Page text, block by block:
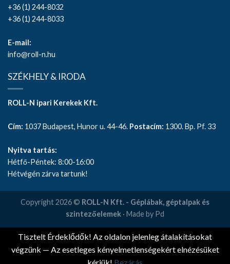
+36 (1) 244-8032
+36 (1) 244-8033
E-mail:
info@roll-n.hu
SZÉKHELY & IRODA
ROLL-N ipari Kerekek Kft.
Cím: 1037 Budapest, Hunor u. 44-46. Postacím: 1300. Bp. Pf. 33
Nyitva tartás:
Hétfő-Péntek: 8:00-16:00
Hétvégén zárva tartunk!
Copyright 2026 © ROLL-N Kft. - Géplábak, géptalpak és
szintezőelemek · Made by Pd
Tisztelt Érdeklődők! Az oldalon jelenleg átalakításokat
végzünk — Az esetleges kényelmetlenségekért elnézésüket